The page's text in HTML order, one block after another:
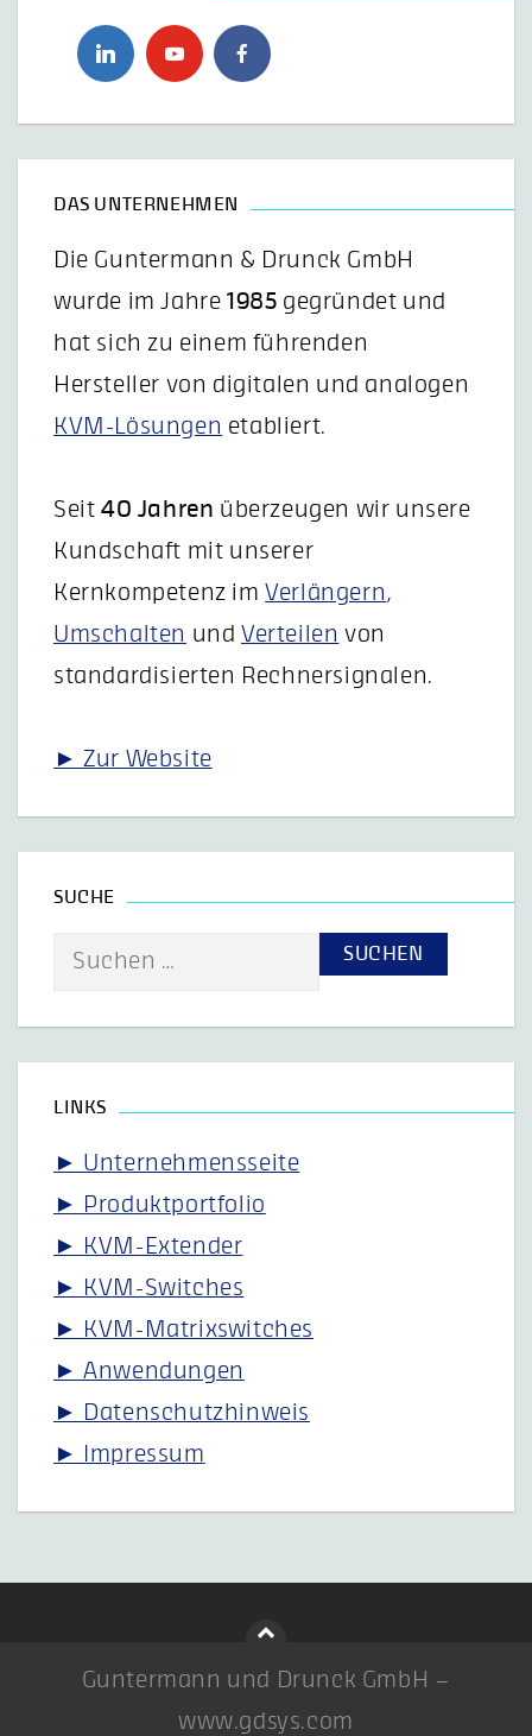
DAS UNTERNEHMEN
Die Guntermann & Drunck GmbH
wurde im Jahre 1985 gegründet und
hat sich zu einem führenden
Hersteller von digitalen und analogen
KVM-Lösungen etabliert.
Seit 40 Jahren überzeugen wir unsere
Kundschaft mit unserer
Kernkompetenz imVerlängern ,
Umschalten und Verteilen von
standardisierten Rechnersignalen.
► Zur Website
SUCHE
Suche
LINKS
► Unternehmensseite
► Produktportfolio
► KVM-Extender
► KVM-Switches
► KVM-Matrixswitches
► Anwendungen
► Datenschutzhinweis
► Impressum
Guntermann und Drunck GmbH –
www.gdsys.com